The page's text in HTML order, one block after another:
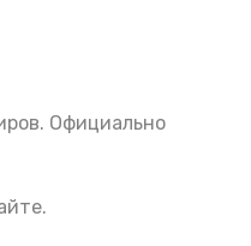
Официально